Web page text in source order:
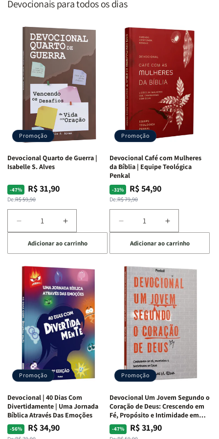
Devocionais para todos os dias
Promoção
Devocional Quarto de Guerra |
Isabelle S. Alves
-47%
Preço
normal
De:R$ 59,90
Preço
promocional
R$ 31,90
Diminuir
a
quantidade
de
Devocional
Quarto
de
Guerra
Isabelle
S.
Alves
Aumentar
a
quantidade
de
Devocional
Quarto
de
Guerra
|
Isabelle
S.
Alves
Adicionar ao carrinho
Promoção
Devocional Café com Mulheres
da Bíblia | Equipe Teológica
Penkal
-31%
Preço
normal
De:R$ 79,90
Preço
promocional
R$ 54,90
Diminuir
a
quantidade
de
Devocional
Café
com
Mulheres
da
Bíblia
Equipe
Teológica
Penkal
Aumentar
a
quantidade
de
Devocional
Café
com
Mulheres
da
Bíblia
|
Equipe
Teológica
Penkal
Adicionar ao carrinho
Promoção
Devocional | 40 Dias Com
Divertidamente | Uma Jornada
Bíblica Através Das Emoções
-56%
Preço
PreçoR$ 34,90
Promoção
Devocional Um Jovem Segundo o
Coração de Deus: Crescendo em
Fé, Propósito e Intimidade em
Deus
-47%
Preço
PreçoR$ 31,90